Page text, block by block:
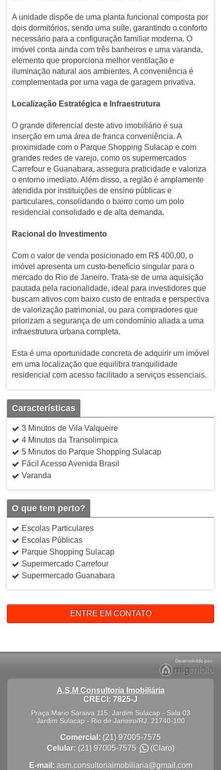
A unidade dispõe de uma planta funcional composta por
dois dormitórios, sendo uma suíte, garantindo o conforto
necessário para a configuração familiar moderna. O
imóvel conta ainda com três banheiros e uma varanda,
elemento que proporciona melhor ventilação e
iluminação natural aos ambientes. A conveniência é
complementada por uma vaga de garagem privativa.
Localização Estratégica e Infraestrutura
O grande diferencial deste ativo imobiliário é sua
inserção em uma área de franca conveniência. A
proximidade com o Parque Shopping Sulacap e com
grandes redes de varejo, como os supermercados
Carrefour e Guanabara, assegura praticidade e valoriza
o entorno imediato. Além disso, a região é amplamente
atendida por instituições de ensino públicas e
particulares, consolidando o bairro como um polo
residencial consolidado e de alta demanda.
Racional do Investimento
Com o valor de venda posicionado em R$ 400,00, o
imóvel apresenta um custo-benefício singular para o
mercado do Rio de Janeiro. Trata-se de uma aquisição
pautada pela racionalidade, ideal para investidores que
buscam ativos com baixo custo de entrada e perspectiva
de valorização patrimonial, ou para compradores que
priorizam a segurança de um condomínio aliada a uma
infraestrutura urbana completa.
Esta é uma oportunidade concreta de adquirir um imóvel
em uma localização que equilibra tranquilidade
residencial com acesso facilitado a serviços essenciais.
Características
3 Minutos de Vila Valqueire
4 Minutos da Transolimpica
5 Minutos do Parque Shopping Sulacap
Fácil Acesso Avenida Brasil
Varanda
O que tem perto?
Escolas Particulares
Escolas Públicas
Parque Shopping Sulacap
Supermercado Carrefour
Supermercado Guanabara
ENTRE EM CONTATO
A.S.M Consultoria Imobiliária
CRECI: 7825-J
Praça Mario Saraiva 115, Jardim Sulacap - Sala 03
Jardim Sulacap- Rio de Janeiro/RJ, 21740-100
Comercial: (21) 97005-7575
Celular: (21) 97005-7575 (Claro)
E-mail: asm.consultoriaimobiliaria@gmail.com